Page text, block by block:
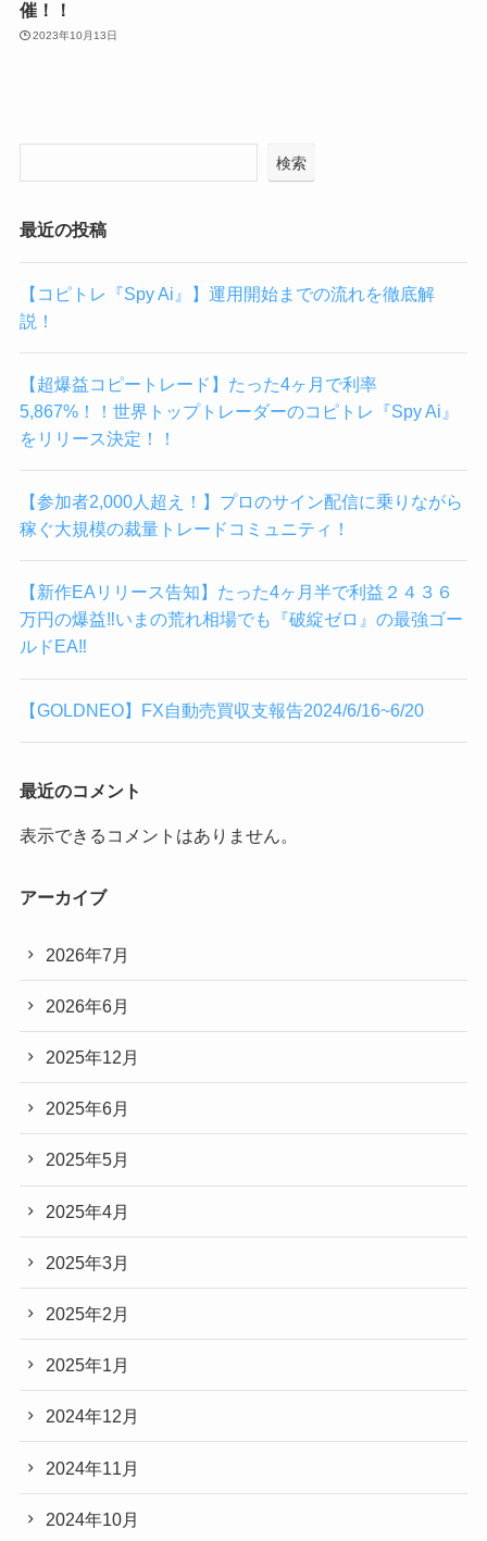
催！！
2023年10月13日
検索
最近の投稿
【コピトレ『Spy Ai』】運用開始までの流れを徹底解
説！
【超爆益コピートレード】たった4ヶ月で利率
5,867%！！世界トップトレーダーのコピトレ『Spy Ai』
をリリース決定！！
【参加者2,000人超え！】プロのサイン配信に乗りながら
稼ぐ大規模の裁量トレードコミュニティ！
【新作EAリリース告知】たった4ヶ月半で利益２４３６
万円の爆益‼︎いまの荒れ相場でも『破綻ゼロ』の最強ゴー
ルドEA‼︎
【GOLDNEO】FX自動売買収支報告2024/6/16~6/20
最近のコメント
表示できるコメントはありません。
アーカイブ
2026年7月
2026年6月
2025年12月
2025年6月
2025年5月
2025年4月
2025年3月
2025年2月
2025年1月
2024年12月
2024年11月
2024年10月